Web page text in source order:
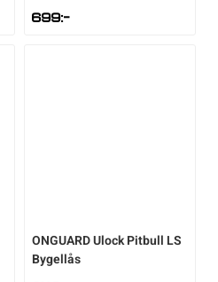
699:-
ONGUARDUlock Pitbull LS
Bygellås